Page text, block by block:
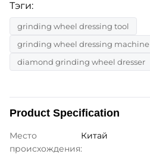
Тэги:
grinding wheel dressing tool
grinding wheel dressing machine
diamond grinding wheel dresser
Product Specification
Место
происхождения:
Китай